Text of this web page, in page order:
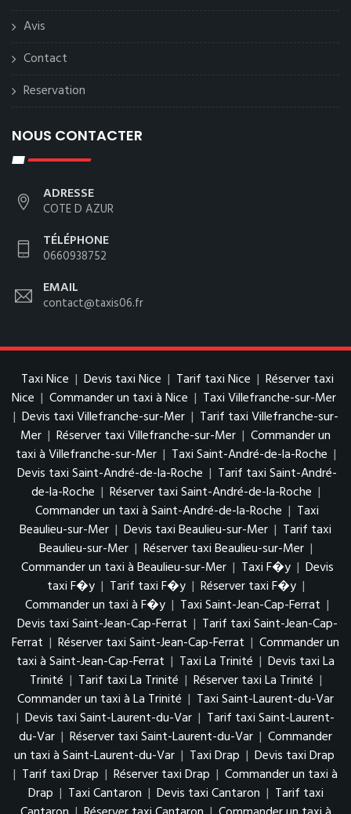
Avis
Contact
Reservation
NOUS CONTACTER
ADRESSE
COTE D AZUR
TÉLÉPHONE
0660938752
EMAIL
contact@taxis06.fr
Taxi Nice | Devis taxi Nice | Tarif taxi Nice | Réserver taxi
Nice | Commander un taxi à Nice | Taxi Villefranche-sur-Mer
| Devis taxi Villefranche-sur-Mer | Tarif taxi Villefranche-sur-
Mer | Réserver taxi Villefranche-sur-Mer | Commander un
taxi à Villefranche-sur-Mer | Taxi Saint-André-de-la-Roche |
Devis taxi Saint-André-de-la-Roche | Tarif taxi Saint-André-
de-la-Roche | Réserver taxi Saint-André-de-la-Roche |
Commander un taxi à Saint-André-de-la-Roche | Taxi
Beaulieu-sur-Mer | Devis taxi Beaulieu-sur-Mer | Tarif taxi
Beaulieu-sur-Mer | Réserver taxi Beaulieu-sur-Mer |
Commander un taxi à Beaulieu-sur-Mer | Taxi F�y | Devis
taxi F�y | Tarif taxi F�y | Réserver taxi F�y |
Commander un taxi à F�y | Taxi Saint-Jean-Cap-Ferrat |
Devis taxi Saint-Jean-Cap-Ferrat | Tarif taxi Saint-Jean-Cap-
Ferrat | Réserver taxi Saint-Jean-Cap-Ferrat | Commander un
taxi à Saint-Jean-Cap-Ferrat | Taxi La Trinité | Devis taxi La
Trinité | Tarif taxi La Trinité | Réserver taxi La Trinité |
Commander un taxi à La Trinité | Taxi Saint-Laurent-du-Var
| Devis taxi Saint-Laurent-du-Var | Tarif taxi Saint-Laurent-
du-Var | Réserver taxi Saint-Laurent-du-Var | Commander
un taxi à Saint-Laurent-du-Var | Taxi Drap | Devis taxi Drap
| Tarif taxi Drap | Réserver taxi Drap | Commander un taxi à
Drap | Taxi Cantaron | Devis taxi Cantaron | Tarif taxi